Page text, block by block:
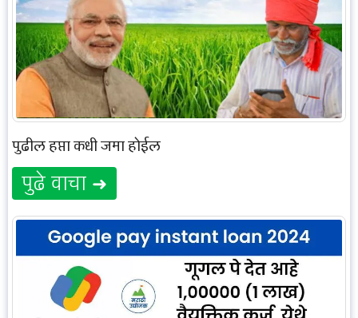
पुढील हप्ता कधी जमा होईल
पुढे वाचा ➜